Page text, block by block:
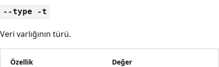
--type -t
Veri varlığının türü.
Özellik Değer